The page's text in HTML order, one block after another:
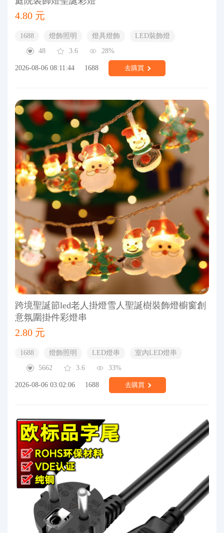
4.80 元
1688 燈飾照明 燈具燈飾
LED裝飾燈
48
3.6 28%
2026-08-06 08:11:44 1688 去購買
跨境聖誕節led老人掛燈雪人聖誕樹裝飾燈櫥窗創
意氛圍掛件彩燈串
2.80 元
1688 燈飾照明 LED燈串
室內LED燈串
5662
3.6 33%
2026-08-06 03:02:06 1688 去購買